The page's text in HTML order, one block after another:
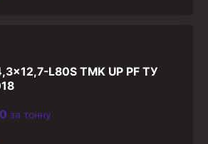
L80S TMK UP PF ТУ
за тонну